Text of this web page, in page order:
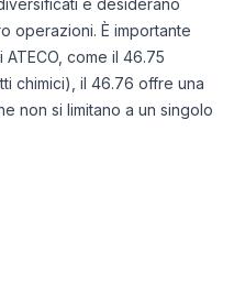
e desiderano
operazioni. È importante
come il 46.75
chimici), il 46.76 offre una
non si limitano a un singolo